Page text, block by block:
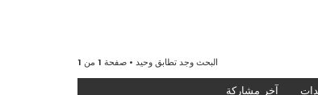
البحث وجد تطابق وحيد • صفحة 1 من 1
آخر مشاركة